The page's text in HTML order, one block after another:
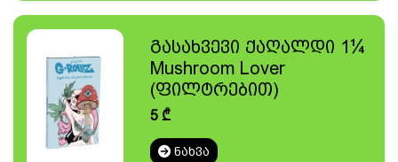
გასახვევი ქაღალდი 1¼
Mushroom Lover
(ფილტრებით)
5₾
ᲜᲐᲮᲕᲐ